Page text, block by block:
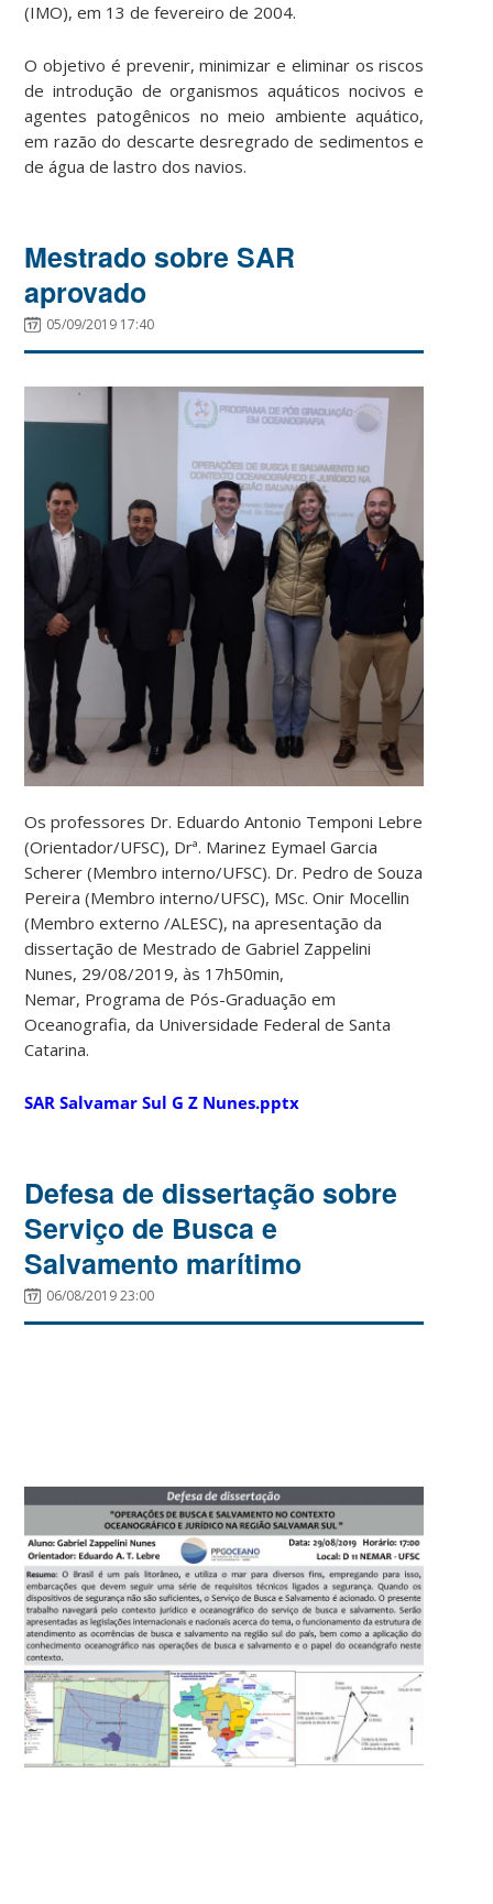
(IMO), em 13 de fevereiro de 2004.
O objetivo é prevenir, minimizar e eliminar os riscos
de introdução de organismos aquáticos nocivos e
agentes patogênicos no meio ambiente aquático,
em razão do descarte desregrado de sedimentos e
de água de lastro dos navios.
Mestrado sobre SAR
aprovado
05/09/2019 17:40
Os professores Dr. Eduardo Antonio Temponi Lebre
(Orientador/UFSC), Drª. Marinez Eymael Garcia
Scherer (Membro interno/UFSC). Dr. Pedro de Souza
Pereira (Membro interno/UFSC), MSc. Onir Mocellin
(Membro externo /ALESC), na apresentação da
dissertação de Mestrado de Gabriel Zappelini
Nunes, 29/08/2019, às 17h50min,
Nemar, Programa de Pós-Graduação em
Oceanografia, da Universidade Federal de Santa
Catarina.
SAR Salvamar Sul G Z Nunes.pptx
Defesa de dissertação sobre
Serviço de Busca e
Salvamento marítimo
06/08/2019 23:00